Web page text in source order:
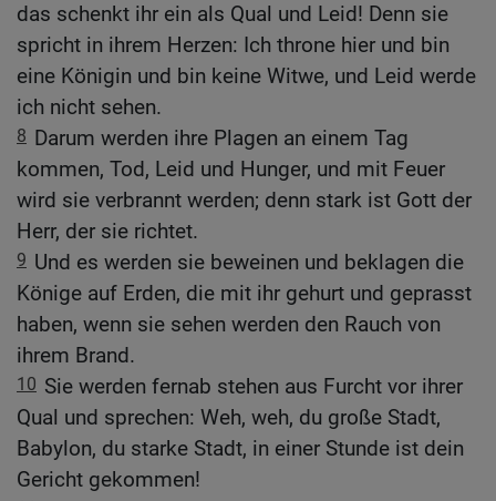
das schenkt ihr ein als Qual und Leid! Denn sie
spricht in ihrem Herzen: Ich throne hier und bin
eine Königin und bin keine Witwe, und Leid werde
ich nicht sehen.
8 Darum werden ihre Plagen an einem Tag
kommen, Tod, Leid und Hunger, und mit Feuer
wird sie verbrannt werden; denn stark ist Gott der
Herr, der sie richtet.
9 Und es werden sie beweinen und beklagen die
Könige auf Erden, die mit ihr gehurt und geprasst
haben, wenn sie sehen werden den Rauch von
ihrem Brand.
10 Sie werden fernab stehen aus Furcht vor ihrer
Qual und sprechen: Weh, weh, du große Stadt,
Babylon, du starke Stadt, in einer Stunde ist dein
Gericht gekommen!